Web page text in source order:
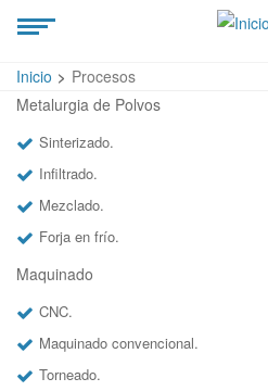
Inicio
Procesos
Metalurgia de Polvos
Sinterizado.
Infiltrado.
Mezclado.
Forja en frío.
Maquinado
CNC.
Maquinado convencional.
Torneado.